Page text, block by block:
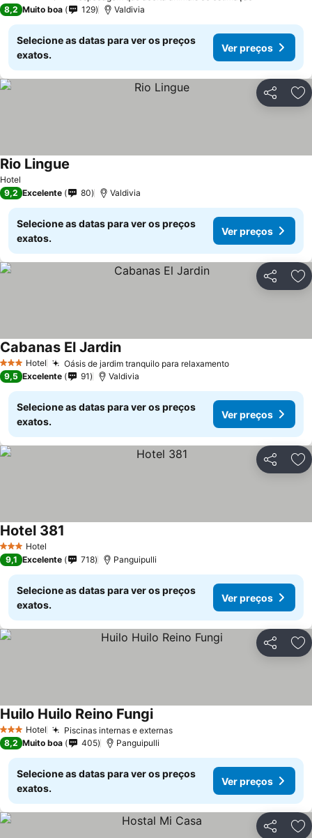
8,2 Muito boa 129 Valdivia
Selecione as datas para ver os preços
exatos.
Ver preços
Partilhar
Hotel
Rio Lingue
9,2 Excelente 80 Valdivia
Selecione as datas para ver os preços
exatos.
Ver preços
Partilhar
3 EstrelasHotel Oásis de jardim tranquilo para relaxamento
Cabanas El Jardin
9,5 Excelente 91 Valdivia
Selecione as datas para ver os preços
exatos.
Ver preços
Partilhar
3 EstrelasHotel
Hotel 381
9,1 Excelente 718 Panguipulli
Selecione as datas para ver os preços
exatos.
Ver preços
Partilhar
3 EstrelasHotel Piscinas internas e externas
Huilo Huilo Reino Fungi
8,2 Muito boa 405 Panguipulli
Selecione as datas para ver os preços
exatos.
Ver preços
Partilhar